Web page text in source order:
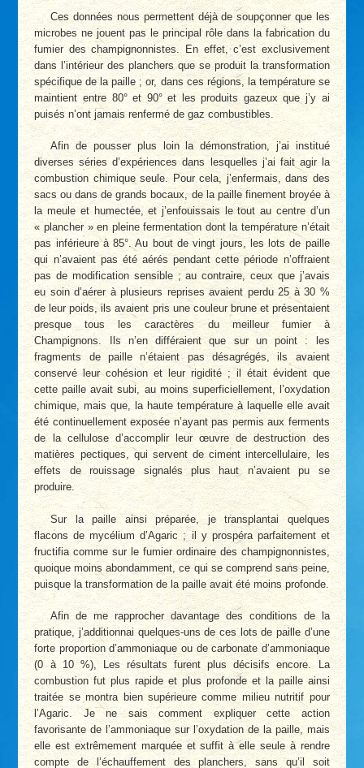
Ces données nous permettent déjà de soupçonner que les
microbes ne jouent pas le principal rôle dans la fabrication du
fumier des champignonnistes. En effet, c’est exclusivement
dans l’intérieur des planchers que se produit la transformation
spécifique de la paille ; or, dans ces régions, la température se
maintient entre 80° et 90° et les produits gazeux que j’y ai
puisés n’ont jamais renfermé de gaz combustibles.
Afin de pousser plus loin la démonstration, j’ai institué
diverses séries d’expériences dans lesquelles j’ai fait agir la
combustion chimique seule. Pour cela, j’enfermais, dans des
sacs ou dans de grands bocaux, de la paille finement broyée à
la meule et humectée, et j’enfouissais le tout au centre d’un
« plancher » en pleine fermentation dont la température n’était
pas inférieure à 85°. Au bout de vingt jours, les lots de paille
qui n’avaient pas été aérés pendant cette période n’offraient
pas de modification sensible ; au contraire, ceux que j’avais
eu soin d’aérer à plusieurs reprises avaient perdu 25 à 30 %
de leur poids, ils avaient pris une couleur brune et présentaient
presque tous les caractères du meilleur fumier à
Champignons. Ils n’en différaient que sur un point : les
fragments de paille n’étaient pas désagrégés, ils avaient
conservé leur cohésion et leur rigidité ; il était évident que
cette paille avait subi, au moins superficiellement, l’oxydation
chimique, mais que, la haute température à laquelle elle avait
été continuellement exposée n’ayant pas permis aux ferments
de la cellulose d’accomplir leur œuvre de destruction des
matières pectiques, qui servent de ciment intercellulaire, les
effets de rouissage signalés plus haut n’avaient pu se
produire.
Sur la paille ainsi préparée, je transplantai quelques
flacons de mycélium d’Agaric ; il y prospéra parfaitement et
fructifia comme sur le fumier ordinaire des champignonnistes,
quoique moins abondamment, ce qui se comprend sans peine,
puisque la transformation de la paille avait été moins profonde.
Afin de me rapprocher davantage des conditions de la
pratique, j’additionnai quelques-uns de ces lots de paille d’une
forte proportion d’ammoniaque ou de carbonate d’ammoniaque
(0 à 10 %), Les résultats furent plus décisifs encore. La
combustion fut plus rapide et plus profonde et la paille ainsi
traitée se montra bien supérieure comme milieu nutritif pour
l’Agaric. Je ne sais comment expliquer cette action
favorisante de l’ammoniaque sur l’oxydation de la paille, mais
elle est extrêmement marquée et suffit à elle seule à rendre
compte de l’échauffement des planchers, sans qu’il soit